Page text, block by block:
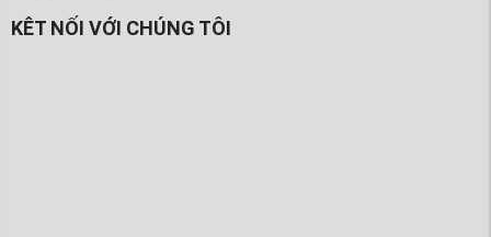
KÊT NỐI VỚI CHÚNG TÔI